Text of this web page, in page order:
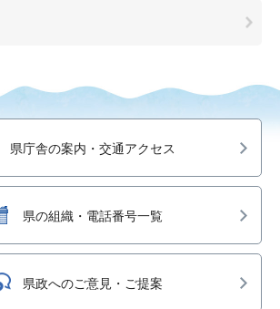
県庁舎の案内・交通アクセス
県の組織・電話番号一覧
県政へのご意見・ご提案